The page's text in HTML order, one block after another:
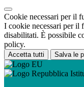
Cookie necessari per il
I cookie necessari per il
disabilitati. È possibile
policy.
Accetta tutti Salva le